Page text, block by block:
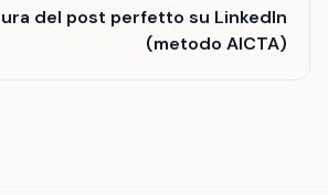
del post perfetto su LinkedIn
(metodo AICTA)